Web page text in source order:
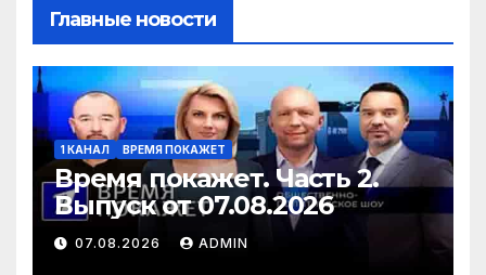
Главные новости
1 КАНАЛ ВРЕМЯ ПОКАЖЕТ
Время покажет. Часть 2.
Выпуск от 07.08.2026
07.08.2026 ADMIN